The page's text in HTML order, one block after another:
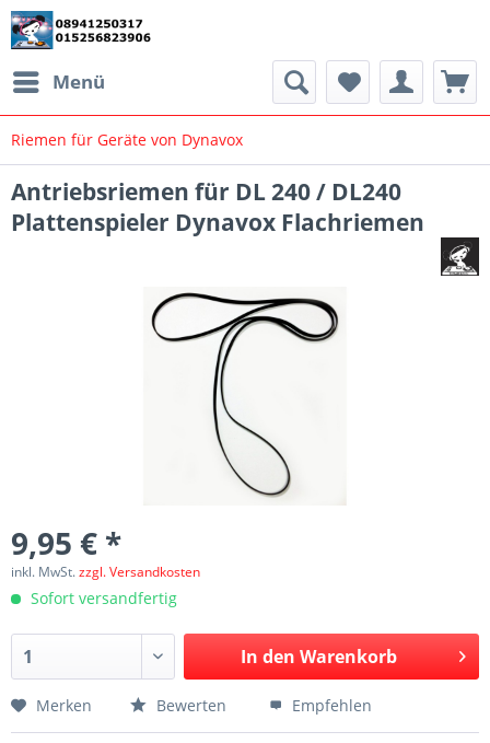
Menü
Riemen für Geräte von Dynavox
Antriebsriemen für DL 240 / DL240
Plattenspieler Dynavox Flachriemen
9,95 € *
inkl. MwSt.zzgl. Versandkosten
Sofort versandfertig
In den Warenkorb
Merken Bewerten Empfehlen